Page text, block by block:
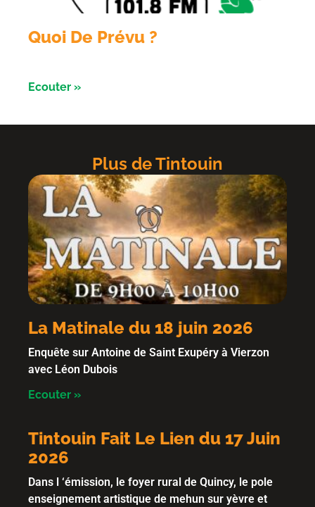
Quoi De Prévu ?
Ecouter »
Plus de Tintouin
La Matinale du 18 juin 2026
Enquête sur Antoine de Saint Exupéry à Vierzon
avec Léon Dubois
Ecouter »
Tintouin Fait Le Lien du 17 Juin
2026
Dans l ‘émission, le foyer rural de Quincy, le pole
enseignement artistique de mehun sur yèvre et